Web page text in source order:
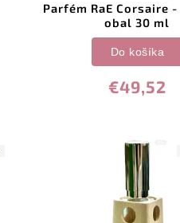
Parfém RaE Corsaire
obal 30 ml
€49,52
Do košíka